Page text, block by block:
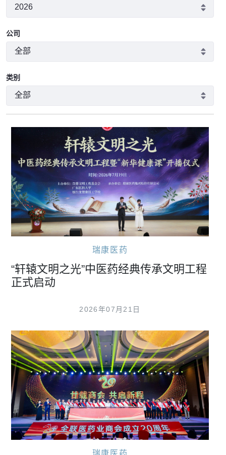
公司
类别
瑞康医药
“轩辕文明之光”中医药经典传承文明工程
正式启动
2026年07月21日